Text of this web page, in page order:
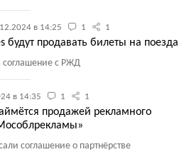
в 14:25 1 1
будут продавать билеты на поезда
с РЖД
в 14:35 1 1
продажей рекламного
соглашение о партнёрстве